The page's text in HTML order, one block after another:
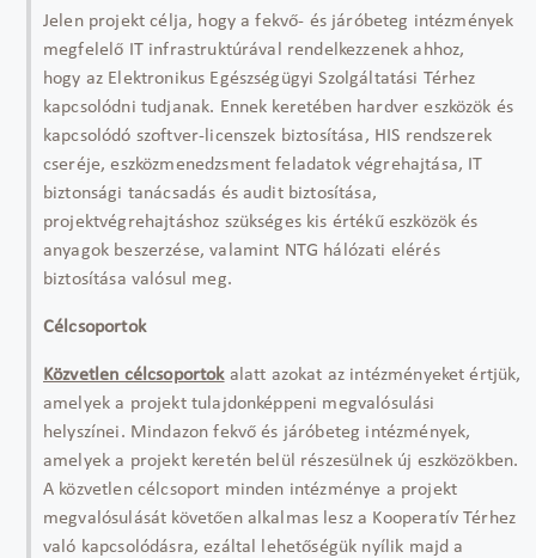
Jelen projekt célja, hogy a fekvő- és járóbeteg intézmények
megfelelő IT infrastruktúrával rendelkezzenek ahhoz,
hogy az Elektronikus Egészségügyi Szolgáltatási Térhez
kapcsolódni tudjanak. Ennek keretében hardver eszközök és
kapcsolódó szoftver-licenszek biztosítása, HIS rendszerek
cseréje, eszközmenedzsment feladatok végrehajtása, IT
biztonsági tanácsadás és audit biztosítása,
projektvégrehajtáshoz szükséges kis értékű eszközök és
anyagok beszerzése, valamint NTG hálózati elérés
biztosítása valósul meg.
Célcsoportok
Közvetlen célcsoportokalatt azokat az intézményeket értjük,
amelyek a projekt tulajdonképpeni megvalósulási
helyszínei. Mindazon fekvő és járóbeteg intézmények,
amelyek a projekt keretén belül részesülnek új eszközökben.
A közvetlen célcsoport minden intézménye a projekt
megvalósulását követően alkalmas lesz a Kooperatív Térhez
való kapcsolódásra, ezáltal lehetőségük nyílik majd a